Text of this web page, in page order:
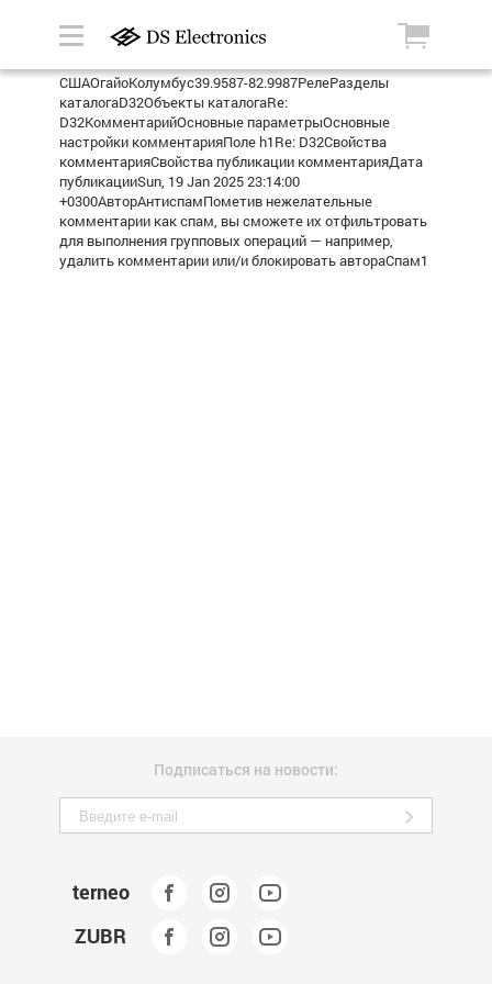
СШАОгайоКолумбус39.9587-82.9987РелеРазделы
каталогаD32Объекты каталогаRe:
D32КомментарийОсновные параметрыОсновные
настройки комментарияПоле h1Re: D32Свойства
комментарияСвойства публикации комментарияДата
публикацииSun, 19 Jan 2025 23:14:00
+0300АвторАнтиспамПометив нежелательные
комментарии как спам, вы сможете их отфильтровать
для выполнения групповых операций — например,
удалить комментарии или/и блокировать автораСпам1
Подписаться на новости:
terneo
ZUBR